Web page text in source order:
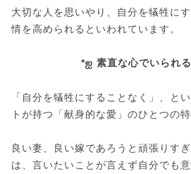
大切な人を思いやり、自分を犠牲に
情を高められるといわれています。
*ஐ 素直な心でいられ
「自分を犠牲にすることなく」、と
トが持つ「献身的な愛」のひとつの
良い妻、良い嫁であろうと頑張りす
は、言いたいことが言えず自分でも